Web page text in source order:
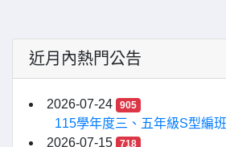
近月內熱門公告
2026-07-24 905
115學年度三、五年級S型編
2026-07-15
718